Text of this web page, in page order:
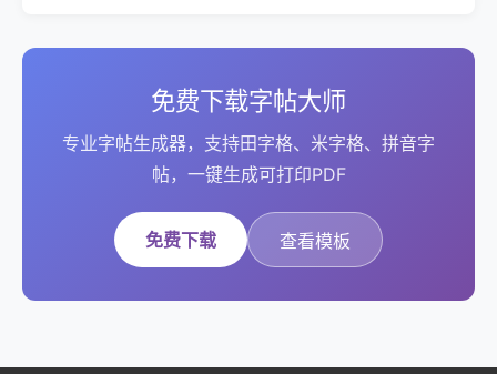
免费下载字帖大师
专业字帖生成器，支持田字格、米字格、拼音字
帖，一键生成可打印PDF
免费下载 查看模板